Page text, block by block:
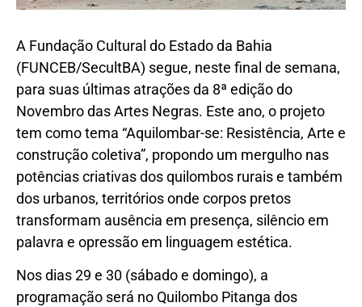
A Fundação Cultural do Estado da Bahia
(FUNCEB/SecultBA) segue, neste final de semana,
para suas últimas atrações da 8ª edição do
Novembro das Artes Negras. Este ano, o projeto
tem como tema “Aquilombar-se: Resistência, Arte e
construção coletiva”, propondo um mergulho nas
potências criativas dos quilombos rurais e também
dos urbanos, territórios onde corpos pretos
transformam ausência em presença, silêncio em
palavra e opressão em linguagem estética.
Nos dias 29 e 30 (sábado e domingo), a
programação será no Quilombo Pitanga dos